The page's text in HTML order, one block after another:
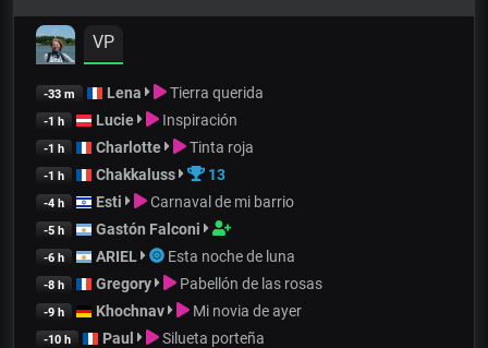
VP
-33 m Lena Tierra querida
-1 h Lucie Inspiración
-1 h Charlotte Tinta roja
-1 h Chakkaluss 13
-4 h Esti Carnaval de mi barrio
-5 h Gastón Falconi
-6 h ARIEL Esta noche de luna
-8 h Gregory Pabellón de las rosas
-9 h Khochnav Mi novia de ayer
-10 h Paul Silueta porteña